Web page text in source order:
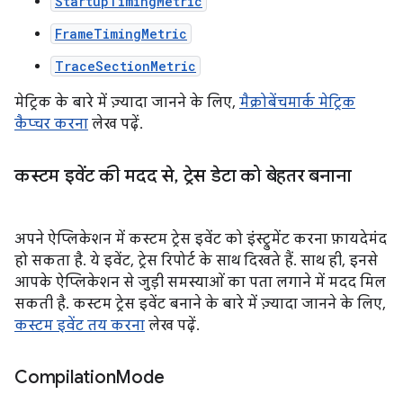
FrameTimingMetric
TraceSectionMetric
मेट्रिक के बारे में ज़्यादा जानने के लिए, मैक्रोबेंचमार्क मेट्रिक
कैप्चर करना लेख पढ़ें.
कस्टम इवेंट की मदद से, ट्रेस डेटा को बेहतर बनाना
अपने ऐप्लिकेशन में कस्टम ट्रेस इवेंट को इंस्ट्रुमेंट करना फ़ायदेमंद
हो सकता है. ये इवेंट, ट्रेस रिपोर्ट के साथ दिखते हैं. साथ ही, इनसे
आपके ऐप्लिकेशन से जुड़ी समस्याओं का पता लगाने में मदद मिल
सकती है. कस्टम ट्रेस इवेंट बनाने के बारे में ज़्यादा जानने के लिए,
कस्टम इवेंट तय करना लेख पढ़ें.
CompilationMode